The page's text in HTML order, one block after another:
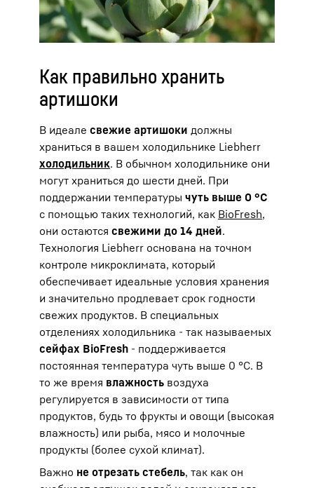
Как правильно хранить
артишоки
В идеале свежие артишоки должны
храниться в вашем холодильнике Liebherr
холодильник. В обычном холодильнике они
могут храниться до шести дней. При
поддержании температуры чуть выше 0 °C
с помощью таких технологий, как BioFresh,
они остаются свежими до 14 дней.
Технология Liebherr основана на точном
контроле микроклимата, который
обеспечивает идеальные условия хранения
и значительно продлевает срок годности
свежих продуктов. В специальных
отделениях холодильника - так называемых
сейфах BioFresh - поддерживается
постоянная температура чуть выше 0 °C. В
то же время влажность воздуха
регулируется в зависимости от типа
продуктов, будь то фрукты и овощи (высокая
влажность) или рыба, мясо и молочные
продукты (более сухой климат).
Важно не отрезать стебель, так как он